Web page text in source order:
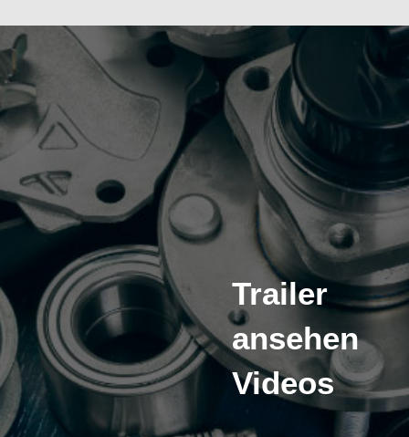
Trailer
ansehen
Videos